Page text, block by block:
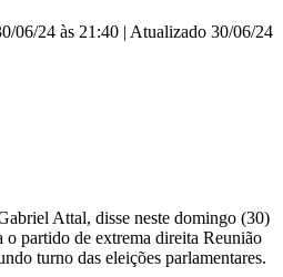
06/24 às 21:40 | Atualizado 30/06/24
Attal, disse neste domingo (30)
partido de extrema direita Reunião
turno das eleições parlamentares.